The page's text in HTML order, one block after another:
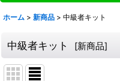
ホーム > 新商品 > 中級者キット
中級者キット [新商品]